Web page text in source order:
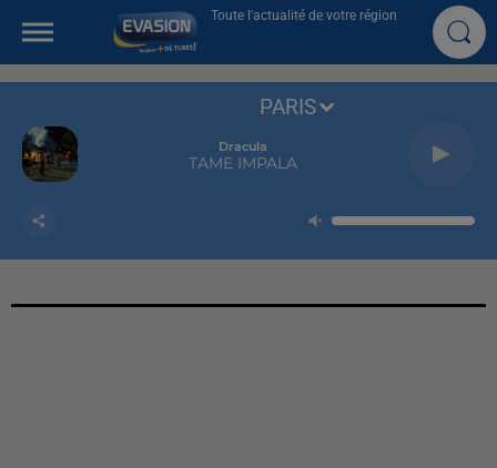
Toute l'actualité de votre région
Dracula
TAME IMPALA
PARIS